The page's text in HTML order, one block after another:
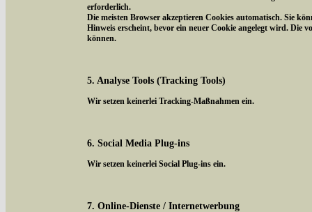
erforderlich.
Die meisten Browser akzeptieren Cookies automatisch. Sie
Hinweis erscheint, bevor ein neuer Cookie angelegt wird. Die
können.
5. Analyse Tools (Tracking Tools)
Wir setzen keinerlei Tracking-Maßnahmen ein.
6. Social Media Plug-ins
Wir setzen keinerlei Social Plug-ins ein.
7. Online-Dienste / Internetwerbung